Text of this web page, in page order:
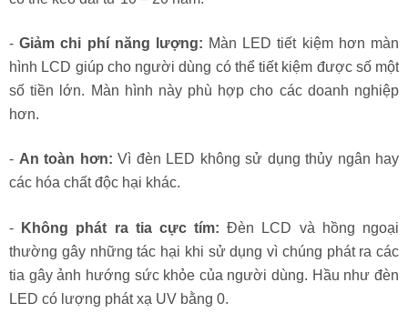
-Giảm chi phí năng lượng: Màn LED tiết kiệm hơn màn
hình LCD giúp cho người dùng có thể tiết kiệm được số một
số tiền lớn. Màn hình này phù hợp cho các doanh nghiệp
hơn.
- An toàn hơn: Vì đèn LED không sử dụng thủy ngân hay
các hóa chất độc hại khác.
- Không phát ra tia cực tím: Đèn LCD và hồng ngoại
thường gây những tác hại khi sử dụng vì chúng phát ra các
tia gây ảnh hướng sức khỏe của người dùng. Hầu như đèn
LED có lượng phát xạ UV bằng 0.